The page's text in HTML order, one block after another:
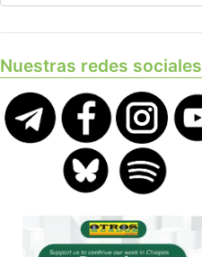
Nuestras redes sociales